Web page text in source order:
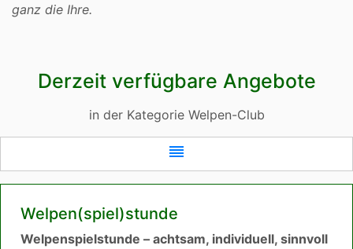
ganz die Ihre.
Derzeit verfügbare Angebote
in der Kategorie Welpen-Club
reorder
Welpen(spiel)stunde
Welpenspielstunde – achtsam, individuell, sinnvoll